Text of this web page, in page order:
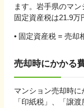
ます。 岩手県のマン
固定資産税は21.9万
• 固定資産税 = 売却
売却時にかかる
マンション売却時
「印紙税」、「譲